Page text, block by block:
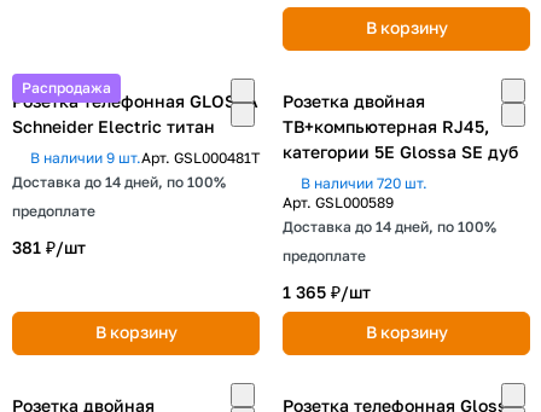
В корзину
Распродажа
Розетка телефонная GLOSSA
Schneider Electric титан
В наличии 9 шт.Арт. GSL000481T
Доставка до 14 дней, по 100%
предоплате
381 ₽/шт
В корзину
Розетка двойная
ТВ+компьютерная RJ45,
категории 5Е Glossa SE дуб
В наличии 720 шт.
Арт. GSL000589
Доставка до 14 дней, по 100%
предоплате
1 365 ₽/шт
В корзину
Розетка двойная
Розетка телефонная Glossa